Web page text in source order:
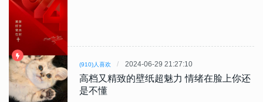
(910)人喜欢 2024-06-29 21:27:10
高档又精致的壁纸超魅力 情绪在脸上你还
是不懂